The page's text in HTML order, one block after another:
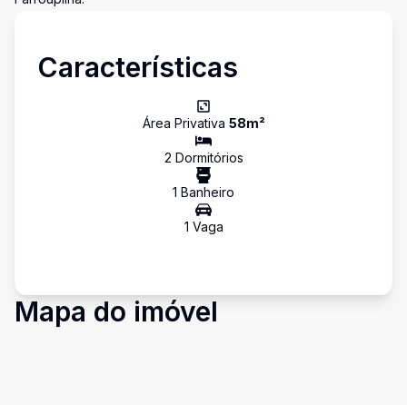
Características
Área Privativa 58m²
2 Dormitórios
1 Banheiro
1 Vaga
Mapa do imóvel